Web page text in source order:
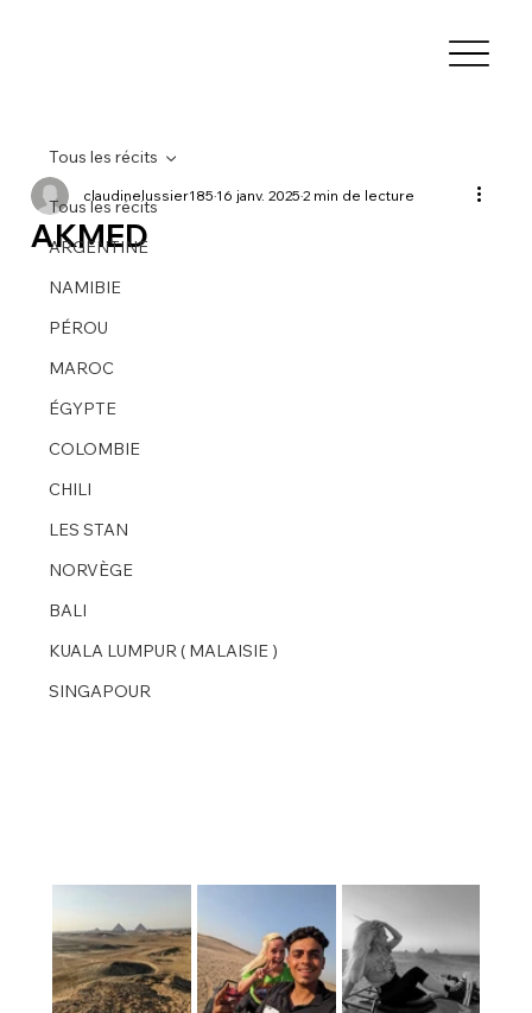
Tous les récits
ARGENTINE
NAMIBIE
PÉROU
MAROC
ÉGYPTE
COLOMBIE
CHILI
LES STAN
NORVÈGE
BALI
KUALA LUMPUR ( MALAISIE )
SINGAPOUR
Tous les récits
AKMED
claudinelussier18516 janv. 20252 min de lecture